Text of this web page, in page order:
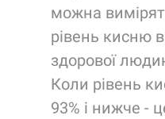
можна
рівень кисню
здорової
Коли рівень
93% і нижче -